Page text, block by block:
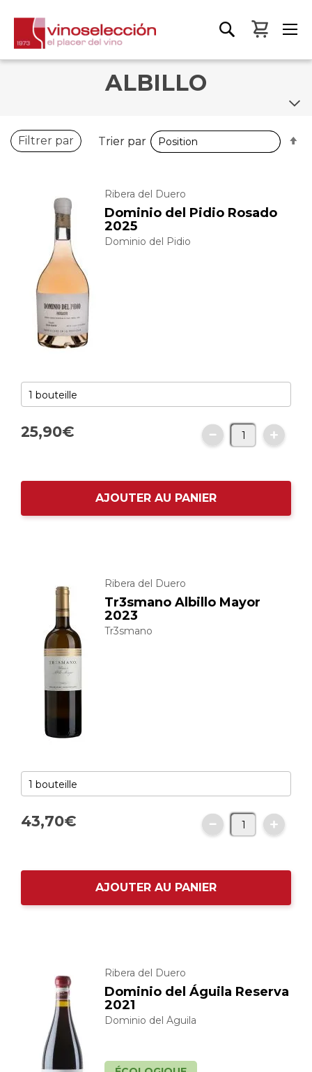
Mon
ALBILLO
Ribera del Duero
Dominio del Pidio Rosado
2025
Dominio del Pidio
25,90€
AJOUTER AU PANIER
Ribera del Duero
Tr3smano Albillo Mayor
2023
Tr3smano
43,70€
AJOUTER AU PANIER
Ribera del Duero
Dominio del Águila Reserva
2021
Dominio del Águila
Filtrer par Trier par
Trier par